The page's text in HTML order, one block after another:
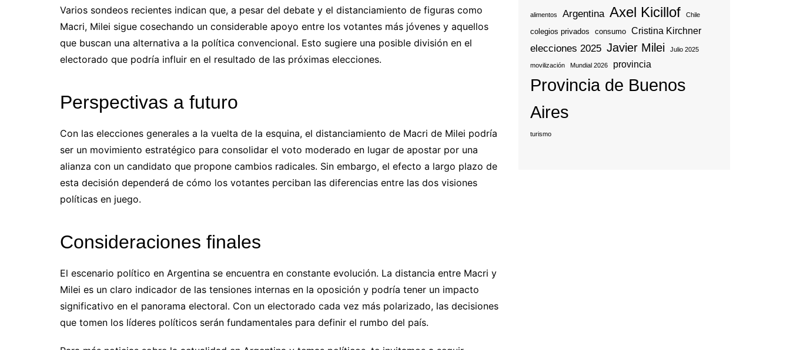
Varios sondeos recientes indican que, a pesar del debate y el distanciamiento de figuras como
Macri, Milei sigue cosechando un considerable apoyo entre los votantes más jóvenes y aquellos
que buscan una alternativa a la política convencional. Esto sugiere una posible división en el
electorado que podría influir en el resultado de las próximas elecciones.
Perspectivas a futuro
Con las elecciones generales a la vuelta de la esquina, el distanciamiento de Macri de Milei podría
ser un movimiento estratégico para consolidar el voto moderado en lugar de apostar por una
alianza con un candidato que propone cambios radicales. Sin embargo, el efecto a largo plazo de
esta decisión dependerá de cómo los votantes perciban las diferencias entre las dos visiones
políticas en juego.
Consideraciones finales
El escenario político en Argentina se encuentra en constante evolución. La distancia entre Macri y
Milei es un claro indicador de las tensiones internas en la oposición y podría tener un impacto
significativo en el panorama electoral. Con un electorado cada vez más polarizado, las decisiones
que tomen los líderes políticos serán fundamentales para definir el rumbo del país.
alimentos Argentina Axel Kicillof Chile
colegios privados consumo Cristina Kirchner
elecciones 2025 Javier Milei Julio 2025
movilización Mundial 2026 provincia
Provincia de Buenos
Aires
turismo